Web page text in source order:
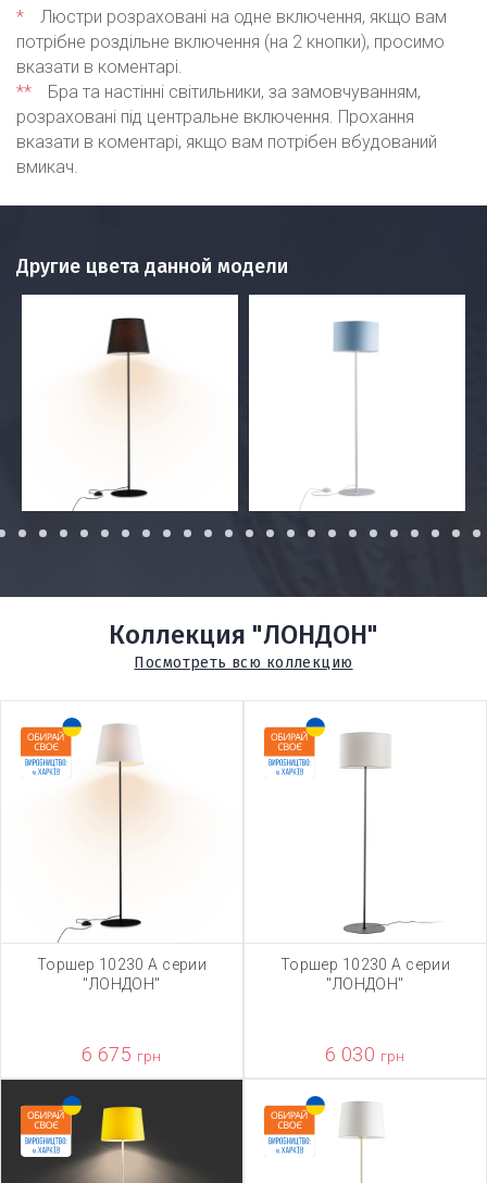
*
Люстри розраховані на одне включення, якщо вам
потрібне роздільне включення (на 2 кнопки), просимо
вказати в коментарі.
**
Бра та настінні світильники, за замовчуванням,
розраховані під центральне включення. Прохання
вказати в коментарі, якщо вам потрібен вбудований
вмикач.
Другие цвета данной модели
4 5 6 7 8 9 10 11 12 13 14 15 16 17 18 19 20 21 22 23 24 25 26
Коллекция "ЛОНДОН"
Посмотреть всю коллекцию
Торшер 10230 А серии
"ЛОНДОН"
6 675 грн
Торшер 10230 А серии
"ЛОНДОН"
6 030 грн